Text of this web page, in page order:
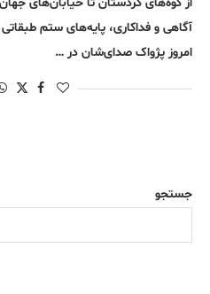
آگاهی و فداکاری، پایه‌های ستم طبقاتی
امروز پژواک صدای‌شان در …
جستجو